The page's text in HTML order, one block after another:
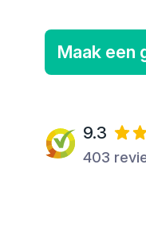
Maak een
9.3
403